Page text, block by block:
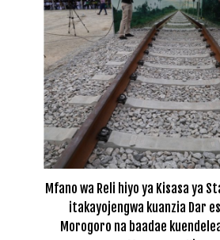
Mfano wa Reli hiyo ya Kisasa ya
itakayojengwa kuanzia Dar
Morogoro na baadae